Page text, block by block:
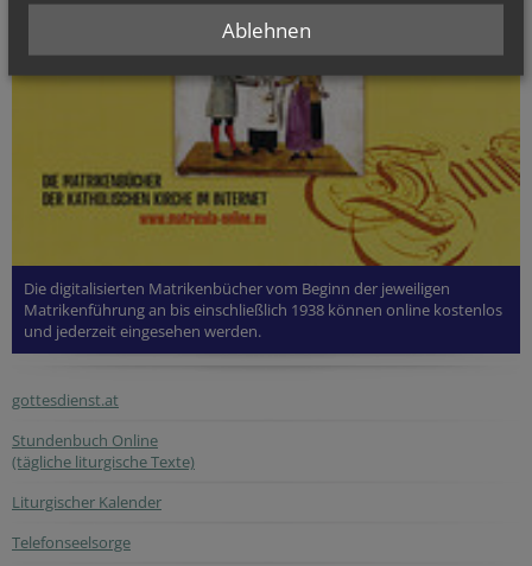
Die digitalisierten Matrikenbücher vom Beginn der jeweiligen
Matrikenführung an bis einschließlich 1938 können online kostenlos
und jederzeit eingesehen werden.
gottesdienst.at
Stundenbuch Online
(tägliche liturgische Texte)
Liturgischer Kalender
Telefonseelsorge
Ablehnen